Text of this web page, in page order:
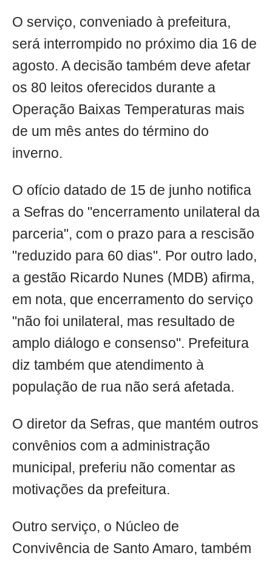
O serviço, conveniado à prefeitura,
será interrompido no próximo dia 16 de
agosto. A decisão também deve afetar
os 80 leitos oferecidos durante a
Operação Baixas Temperaturas mais
de um mês antes do término do
inverno.
O ofício datado de 15 de junho notifica
a Sefras do "encerramento unilateral da
parceria", com o prazo para a rescisão
"reduzido para 60 dias". Por outro lado,
a gestão Ricardo Nunes (MDB) afirma,
em nota, que encerramento do serviço
"não foi unilateral, mas resultado de
amplo diálogo e consenso". Prefeitura
diz também que atendimento à
população de rua não será afetada.
O diretor da Sefras, que mantém outros
convênios com a administração
municipal, preferiu não comentar as
motivações da prefeitura.
Outro serviço, o Núcleo de
Convivência de Santo Amaro, também